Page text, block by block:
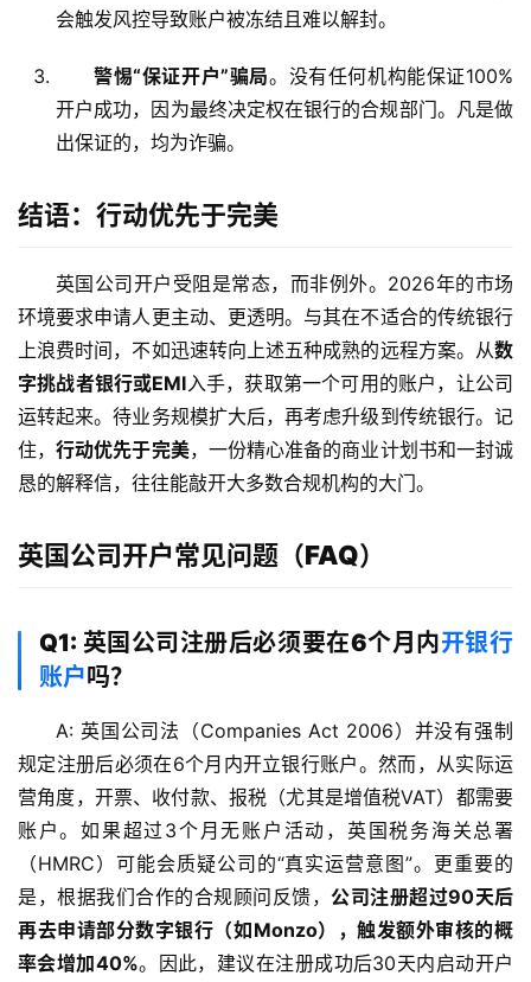
会触发风控导致账户被冻结且难以解封。
警惕“保证开户”骗局。没有任何机构能保证100%
开户成功，因为最终决定权在银行的合规部门。凡是做
出保证的，均为诈骗。
结语：行动优先于完美
英国公司开户受阻是常态，而非例外。2026年的市场
环境要求申请人更主动、更透明。与其在不适合的传统银行
上浪费时间，不如迅速转向上述五种成熟的远程方案。从数
字挑战者银行或EMI入手，获取第一个可用的账户，让公司
运转起来。待业务规模扩大后，再考虑升级到传统银行。记
住，行动优先于完美，一份精心准备的商业计划书和一封诚
恳的解释信，往往能敲开大多数合规机构的大门。
英国公司开户常见问题（FAQ）
Q1: 英国公司注册后必须要在6个月内开银行
账户吗？
A: 英国公司法（Companies Act 2006）并没有强制
规定注册后必须在6个月内开立银行账户。然而，从实际运
营角度，开票、收付款、报税（尤其是增值税VAT）都需要
账户。如果超过3个月无账户活动，英国税务海关总署
（HMRC）可能会质疑公司的“真实运营意图”。更重要的
是，根据我们合作的合规顾问反馈， 公司注册超过90天后
再去申请部分数字银行（如Monzo），触发额外审核的概
率会增加40%。因此，建议在注册成功后30天内启动开户